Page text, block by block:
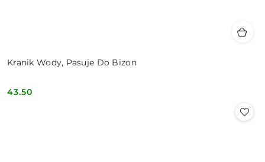
Kranik Wody, Pasuje Do Bizon
Cena:
43.50